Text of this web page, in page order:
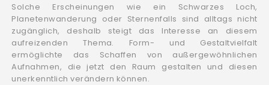
Solche Erscheinungen wie ein Schwarzes Loch,
Planetenwanderung oder Sternenfalls sind alltags nicht
zugänglich, deshalb steigt das Interesse an diesem
aufreizenden Thema. Form- und Gestaltvielfalt
ermöglichte das Schaffen von außergewöhnlichen
Aufnahmen, die jetzt den Raum gestalten und diesen
unerkenntlich verändern können.